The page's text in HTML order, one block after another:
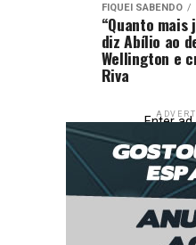
FIQUEI SABENDO
“Quanto
diz Abílio ao
Wellington e
Riva
Enter